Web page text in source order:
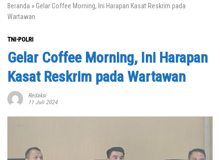
Beranda » Gelar Coffee Morning, Ini Harapan Kasat Reskrim pada
Wartawan
TNI-POLRI
Gelar Coffee Morning, Ini Harapan
Kasat Reskrim pada Wartawan
Redaksi
11 Juli 2024